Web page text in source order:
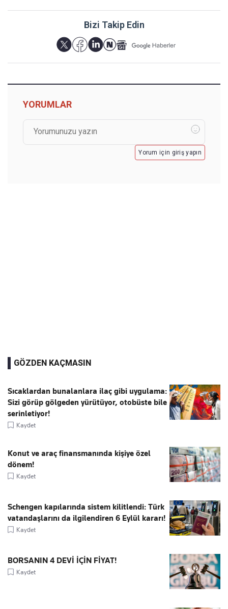
Bizi Takip Edin
YORUMLAR
Yorum için giriş yapın
GÖZDEN KAÇMASIN
Sıcaklardan bunalanlara ilaç gibi uygulama:
Sizi görüp gölgeden yürütüyor, otobüste bile
serinletiyor!
Kaydet
Konut ve araç finansmanında kişiye özel
dönem!
Kaydet
Schengen kapılarında sistem kilitlendi: Türk
vatandaşlarını da ilgilendiren 6 Eylül kararı!
Kaydet
BORSANIN 4 DEVİ İÇİN FİYAT!
Kaydet